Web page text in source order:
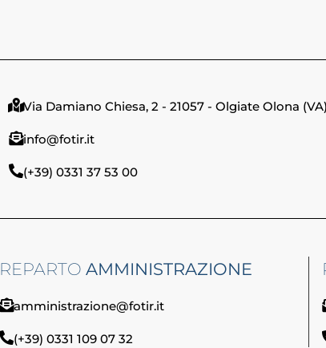
Via Damiano Chiesa, 2 - 21057 - Olgiate Olona
info@fotir.it
(+39) 0331 37 53 00
REPARTO AMMINISTRAZIONE
amministrazione@fotir.it
(+39) 0331 109 07 32